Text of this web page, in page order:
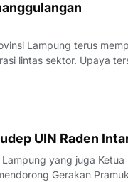
Lampung terus
lintas sektor. Upaya
Tuberkulosis
UIN Raden
yang juga Ketua
Gerakan